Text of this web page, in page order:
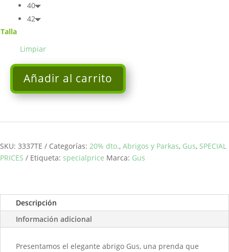
Talla
40
42
Limpiar
GUS
Añadir al carrito
SKU: 3337TE Categorías: 20% dto., Abrigos y Parkas, Gus, SPECIAL
PRICES
Etiqueta: specialprice Marca: Gus
Descripción
Información adicional
Presentamos el elegante abrigo Gus, una prenda que